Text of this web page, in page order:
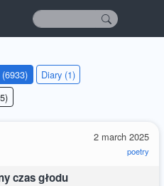
Diary (1)
2 march 2025
poetry
czas głodu